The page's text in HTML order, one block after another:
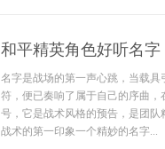
和平精英角色好听名
名字是战场的第一声心跳，当载
符，便已奏响了属于自己的序曲
号，它是战术风格的预告，是团
战术的第一印象一个精妙的名字...